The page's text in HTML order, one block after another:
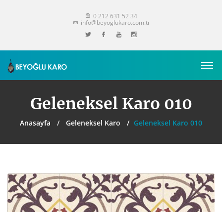
0 212 631 52 34
info@beyoglukaro.com.tr
Geleneksel Karo 010
Anasayfa Geleneksel Karo Geleneksel Karo 010